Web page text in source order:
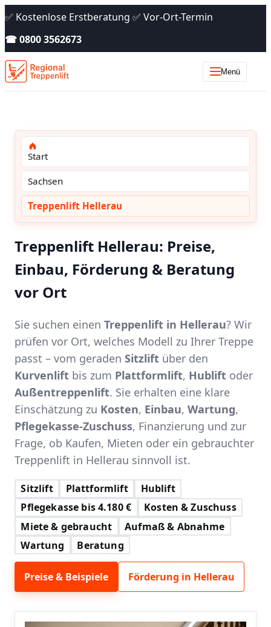
✅ Kostenlose Erstberatung ✅ Vor-Ort-Termin
☎ 0800 3562673
Menü
Start
Sachsen
Treppenlift Hellerau
Treppenlift Hellerau: Preise,
Einbau, Förderung & Beratung
vor Ort
Sie suchen einen Treppenlift in Hellerau? Wir
prüfen vor Ort, welches Modell zu Ihrer Treppe
passt – vom geraden Sitzlift über den
Kurvenlift bis zum Plattformlift, Hublift oder
Außentreppenlift. Sie erhalten eine klare
Einschätzung zu Kosten, Einbau, Wartung,
Pflegekasse-Zuschuss, Finanzierung und zur
Frage, ob Kaufen, Mieten oder ein gebrauchter
Treppenlift in Hellerau sinnvoll ist.
Sitzlift Plattformlift
Hublift
Pflegekasse bis 4.180 €
Kosten & Zuschuss
Miete & gebraucht
Aufmaß & Abnahme
Wartung
Beratung
Preise & Beispiele Förderung in Hellerau